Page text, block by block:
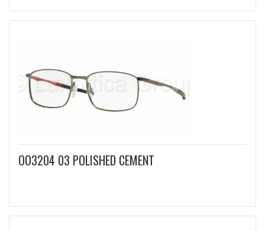
OO3204 03 POLISHED CEMENT